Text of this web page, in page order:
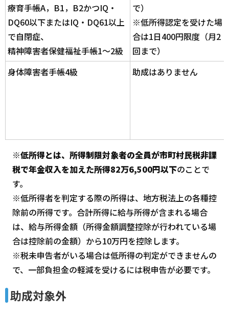
療育手帳A，B1，B2かつIQ・
DQ60以下またはIQ・DQ61以上
で自閉症、
精神障害者保健福祉手帳1～2級
で）
※低所得認定を受けた場
合は1日400円限度（月2
回まで）
身体障害者手帳4級
助成はありません
※低所得とは、所得制限対象者の全員が市町村民税非課
税で年金収入を加えた所得82万6,500円以下のことで
す。
※低所得者を判定する際の所得は、地方税法上の各種控
除前の所得です。合計所得に給与所得が含まれる場合
は、給与所得金額（所得金額調整控除が行われている場
合は控除前の金額）から10万円を控除します。
※税未申告者がいる場合は低所得の判定ができませんの
で、一部負担金の軽減を受けるには税申告が必要です。
助成対象外